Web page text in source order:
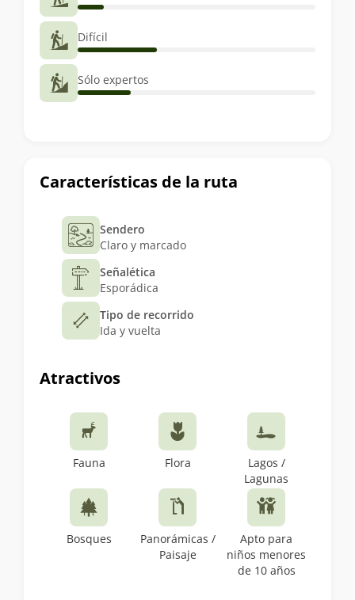
Características de la ruta
Sendero
Claro y marcado
Señalética
Esporádica
Tipo de recorrido
Ida y vuelta
Atractivos
Fauna Flora
Lagos /
Lagunas
Bosques
Panorámicas /
Paisaje
Apto para
niños menores
de 10 años
Difícil
Sólo expertos